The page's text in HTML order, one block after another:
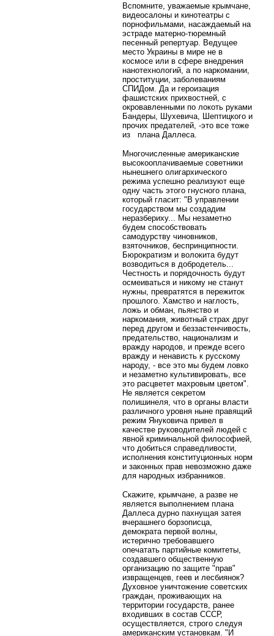
Вспомните, уважаемые крымчане,
видеосалоны и кинотеатры с
порнофильмами, насаждаемый на
эстраде матерно-тюремный
песенный репертуар. Ведущее
место Украины в мире не в
космосе или в сфере внедрения
нанотехнологий, а по наркомании,
проституции, заболеваниям
СПИДом. Да и героизация
фашистских прихвостней, с
окровавленными по локоть руками
Бандеры, Шухевича, Шептицкого и
прочих предателей, -это все тоже
из плана Даллеса.
Многочисленные американские
высокооплачиваемые советники
нынешнего олигархического
режима успешно реализуют еще
одну часть этого гнусного плана,
который гласит: "В управлении
государством мы создадим
неразбериху... Мы незаметно
будем способствовать
самодурству чиновников,
взяточников, беспринципности.
Бюрократизм и волокита будут
возводиться в добродетель...
Честность и порядочность будут
осмеиваться и никому не станут
нужны, превратятся в пережиток
прошлого. Хамство и наглость,
ложь и обман, пьянство и
наркомания, животный страх друг
перед другом и беззастенчивость,
предательство, национализм и
вражду народов, и прежде всего
вражду и ненависть к русскому
народу, - все это мы будем ловко
и незаметно культивировать, все
это расцветет махровым цветом".
Не является секретом
полишинеля, что в органы власти
различного уровня ныне правящий
режим Януковича привел в
качестве руководителей людей с
явной криминальной философией,
что добиться справедливости,
исполнения конституционных норм
и законных прав невозможно даже
для народных избранников.
Скажите, крымчане, а разве не
является выполнением плана
Даллеса дурно пахнущая затея
вчерашнего борзописца,
демократа первой волны,
истерично требовавшего
опечатать партийные комитеты,
создавшего общественную
организацию по защите "прав"
извращенцев, геев и лесбиянок?
Духовное уничтожение советских
граждан, проживающих на
территории государств, ранее
входивших в состав СССР,
осуществляется, строго следуя
американским установкам. "И